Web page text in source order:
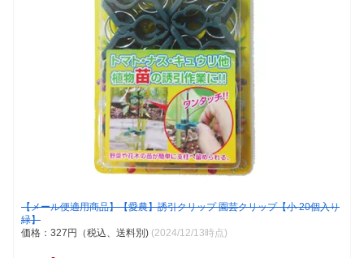
【メール便適用商品】【愛農】誘引クリップ 園芸クリップ【小 20個入り
緑】
価格：327円（税込、送料別) (2024/12/13時点)